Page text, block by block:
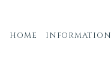
HOME INFORMATION